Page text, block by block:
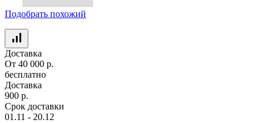
Подобрать похожий
Доставка
От 40 000 р.
бесплатно
Доставка
900 р.
Срок доставки
01.11 - 20.12